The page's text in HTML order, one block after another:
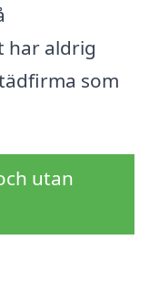
har aldrig
som
utan